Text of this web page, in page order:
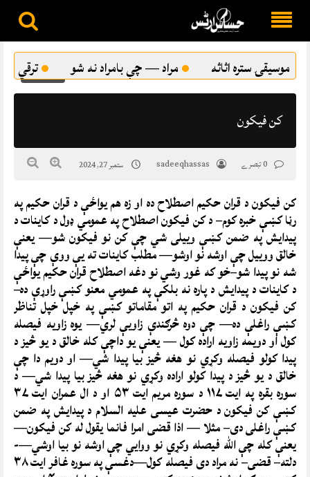
to
content
— چې بامراد نه شو ترقي پسند ادب او د پښتو شاعرۍ
کن فيکون
sadeeqhassas ستمبر 27, 2024
کن فيکون د قران حکيم اصطلاح ده او زه هم يواځې د قران حکيم په
رڼا کښې خبره کوم– د کن فيکون اصطلاح په عمومي ډول د کاينات د
پيدايش په ضمن کښې وييلی شي چې کن نو فيکون شو— يعنې
خالق ووييل چې اوشه نو اوشو— مطلب کاينات ته يې ووې چې پيدا
شه نو پيدا شو–خو که غور وشي نو دغه اصطلاح قران حکيم يواځې
د کاينات د پيدايش د پاره نه بلکې په عمومي معنو کښې راوړې ده–
کن فيکون د قران حکيم په اتو مقاماتو کښې په خپل خپل تناظر
کښې راغلې ده— چې دوه څرګندې زاويې لري— يوه زاويه فيصله
کول او دويمه زاويه اراده کول — يعنې يو داچې کله خالق د يو څيز د
پيدا کولو فيصله وکړي نو هغه څيز بيا پيدا شي— او دويم دا چې
خالق د يو څيز د پيدا کولو اراده وکړي نو هغه څيز بيا پيدا شي— د
سوره بقره په ايت ۱۱۷ د سوره مريم ايت ۵۳ او د ال عمران ايت ۳۷
کښې کن فيکون د حضرت عيسی عليه السلام د پيدايش په ضمن
کښې راغلی دی– مثلا — اذا قضی امرا فانما يقول له کن فيکون—
يعنې کله چې الله فيصله وکړي نو ووايي چې اوشه نو بيا اوشي—-
دلته– قضی– نه مراد دی فيصله کول—دغسې په سوره غافر ايت ۳۸